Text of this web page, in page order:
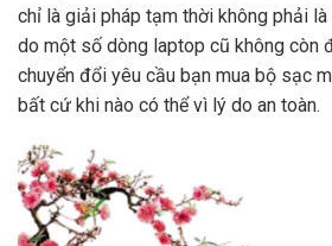
chỉ là giải pháp tạm thời không phải
do một số dòng laptop cũ không còn
chuyển đổi yêu cầu bạn mua bộ sạc
bất cứ khi nào có thể vì lý do an toàn.